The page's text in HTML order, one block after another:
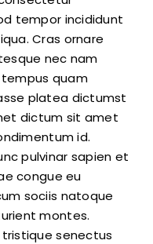
tempor incididunt
Cras ornare
nec nam
quam
platea dictumst
dictum sit amet
id.
pulvinar sapien et
congue eu
sociis natoque
montes.
senectus